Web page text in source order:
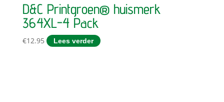
D&C Printgroen® huismerk
364XL-4 Pack
€12.95 Lees verder